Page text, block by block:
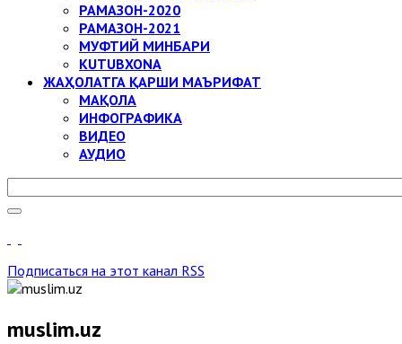
РАМАЗОН-2020
РАМАЗОН-2021
МУФТИЙ МИНБАРИ
KUTUBXONA
ЖАҲОЛАТГА ҚАРШИ МАЪРИФАТ
МАҚОЛА
ИНФОГРАФИКА
ВИДЕО
АУДИО
Подписаться на этот канал RSS
muslim.uz